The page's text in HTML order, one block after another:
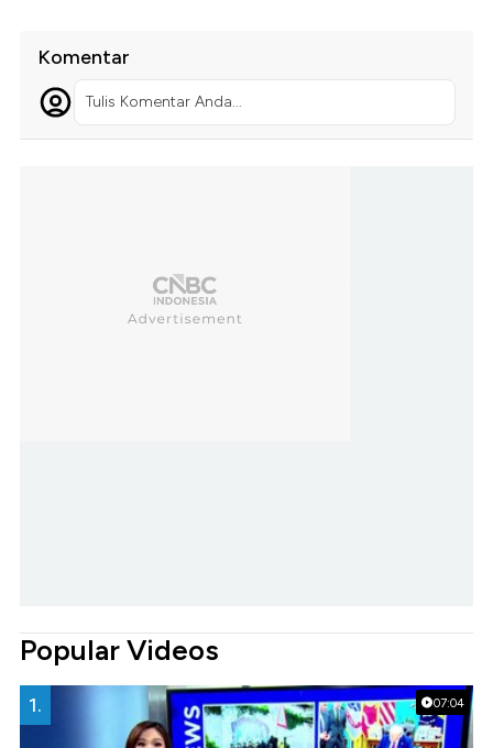
Komentar
Tulis Komentar Anda...
Popular Videos
07:04
1.